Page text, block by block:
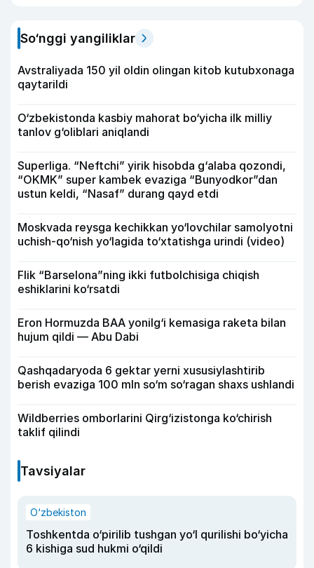
So‘nggi yangiliklar
Avstraliyada 150 yil oldin olingan kitob kutubxonaga
qaytarildi
O‘zbekistonda kasbiy mahorat bo‘yicha ilk milliy
tanlov g‘oliblari aniqlandi
Superliga. “Neftchi” yirik hisobda g‘alaba qozondi,
“OKMK” super kambek evaziga “Bunyodkor”dan
ustun keldi, “Nasaf” durang qayd etdi
Moskvada reysga kechikkan yo‘lovchilar samolyotni
uchish-qo‘nish yo‘lagida to‘xtatishga urindi (video)
Flik “Barselona”ning ikki futbolchisiga chiqish
eshiklarini ko‘rsatdi
Eron Hormuzda BAA yonilg‘i kemasiga raketa bilan
hujum qildi — Abu Dabi
Qashqadaryoda 6 gektar yerni xususiylashtirib
berish evaziga 100 mln so‘m so‘ragan shaxs ushlandi
Wildberries omborlarini Qirg‘izistonga ko‘chirish
taklif qilindi
Tavsiyalar
O‘zbekiston
Toshkentda o‘pirilib tushgan yo‘l qurilishi bo‘yicha
6 kishiga sud hukmi o‘qildi